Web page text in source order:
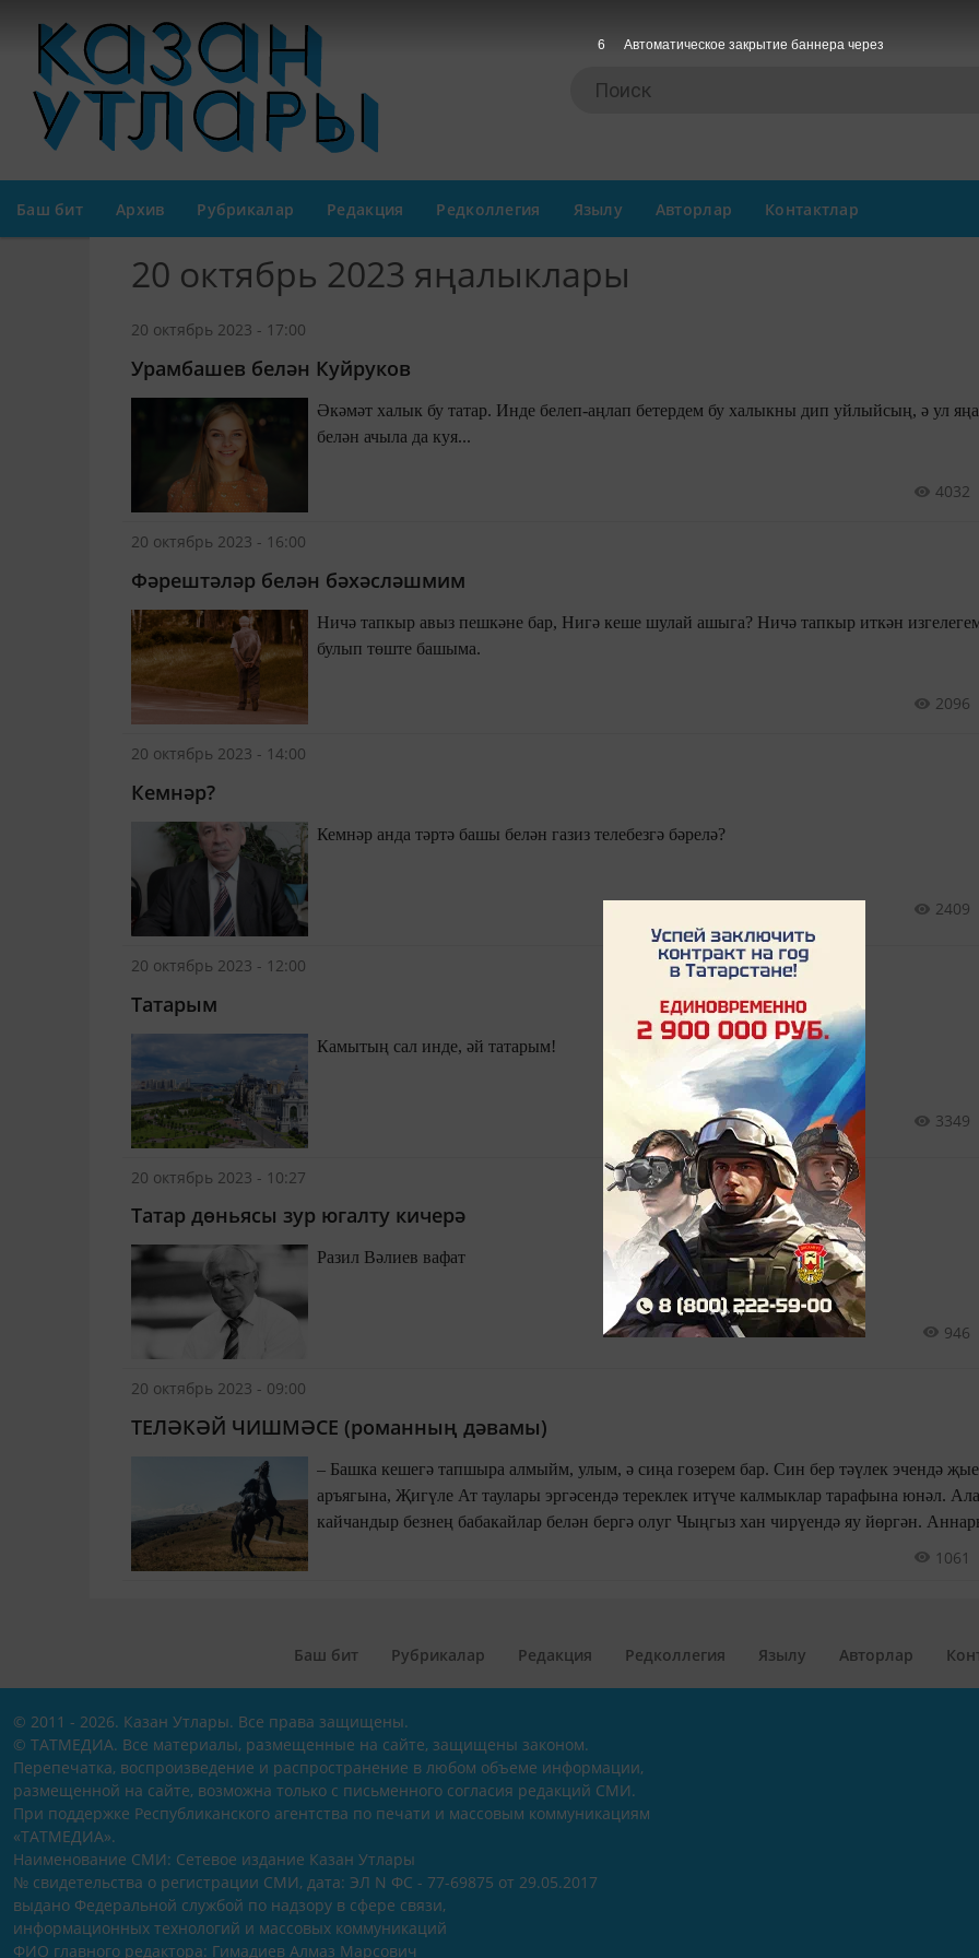
Баш бит Архив Рубрикалар Редакция Редколлегия Язылу Авторлар Контактлар
20 октябрь 2023 яңалыклары
20 октябрь 2023 - 17:00
Урамбашев белән Куйруков
Әкәмәт халык бу татар. Инде белеп-аңлап бетердем бу халыкны дип уйлыйсың, ә ул
белән ачыла да куя...
4032
20 октябрь 2023 - 16:00
Фәрештәләр белән бәхәсләшмим
Ничә тапкыр авыз пешкәне бар, Нигә кеше шулай ашыга? Ничә тапкыр иткән
булып төште башыма.
2096
20 октябрь 2023 - 14:00
Кемнәр?
Кемнәр анда тәртә башы белән газиз телебезгә бәрелә?
2409
20 октябрь 2023 - 12:00
Татарым
Камытың сал инде, әй татарым!
3349
20 октябрь 2023 - 10:27
Татар дөньясы зур югалту кичерә
Разил Вәлиев вафат
946
20 октябрь 2023 - 09:00
ТЕЛӘКӘЙ ЧИШМӘСЕ (романның дәвамы)
– Башка кешегә тапшыра алмыйм, улым, ә сиңа гозерем бар. Син бер тәүлек эчендә
аръягына, Җигүле Ат таулары эргәсендә тереклек итүче калмыклар тарафына юнәл.
кайчандыр безнең бабакайлар белән бергә олуг Чыңгыз хан чирүендә яу йөргән.
бабакайлар шулар белән үк бергә Алтын Урда каһанлыгын тоткан. Ошбу туганлык 1061
Баш бит Рубрикалар Редакция Редколлегия Язылу Авторлар
© 2011 - 2026. Казан Утлары. Все права защищены.
© ТАТМЕДИА. Все материалы, размещенные на сайте, защищены законом.
Перепечатка, воспроизведение и распространение в любом объеме информации,
размещенной на сайте, возможна только с письменного согласия редакций СМИ.
При поддержке Республиканского агентства по печати и массовым коммуникациям
«ТАТМЕДИА».
Наименование СМИ: Сетевое издание Казан Утлары
№ свидетельства о регистрации СМИ, дата: ЭЛ N ФС - 77-69875 от 29.05.2017
выдано Федеральной службой по надзору в сфере связи,
информационных технологий и массовых коммуникаций
ФИО главного редактора: Гимадиев Алмаз Марсович
6 Автоматическое закрытие баннера через